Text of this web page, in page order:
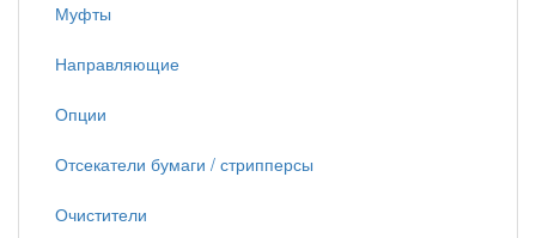
Муфты
Направляющие
Опции
Отсекатели бумаги / стрипперсы
Очистители